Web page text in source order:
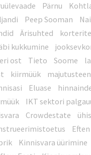
Pärnu
Peep Sooman
Ärisuhted
kukkumine
ost Tieto Soome
kiirmüük
Eluase
IKT sektori
Crowdestate
Kinnisvara üürimine